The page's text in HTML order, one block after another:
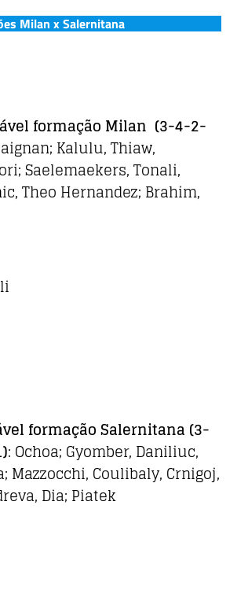
Milan x Salernitana
formação Milan (3-4-2-
Kalulu, Thiaw,
Saelemaekers, Tonali,
Theo Hernandez; Brahim,
formaçãoSalernitana (3-
: Ochoa; Gyomber, Daniliuc,
Mazzocchi, Coulibaly, Crnigoj,
Dia; Piatek